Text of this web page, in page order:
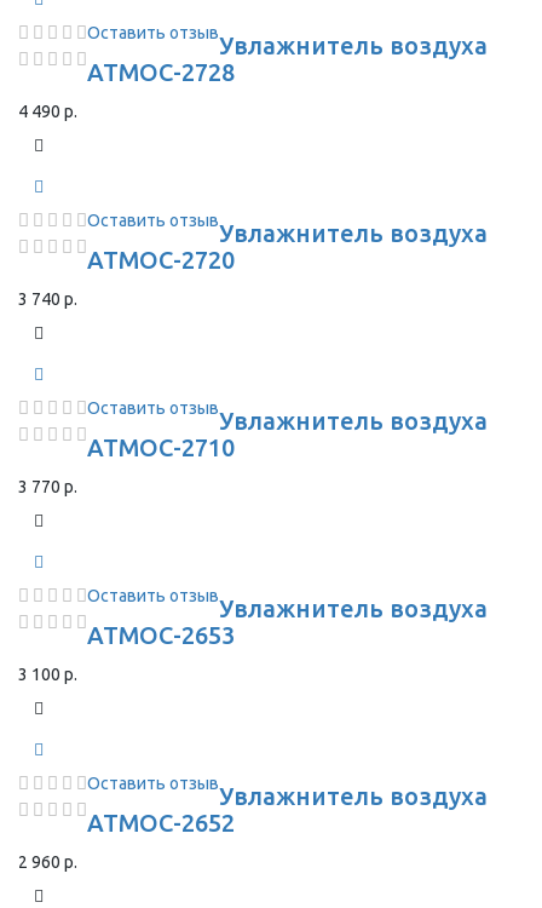
Оставить отзывУвлажнитель воздуха
АТМОС-2728
4 490 р.
Оставить отзывУвлажнитель воздуха
АТМОС-2720
3 740 р.
Оставить отзывУвлажнитель воздуха
АТМОС-2710
3 770 р.
Оставить отзывУвлажнитель воздуха
АТМОС-2653
3 100 р.
Оставить отзывУвлажнитель воздуха
АТМОС-2652
2 960 р.